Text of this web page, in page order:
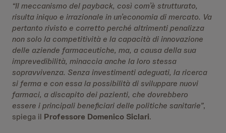
“Il meccanismo del payback, così com’è strutturato,
risulta iniquo e irrazionale in un’economia di mercato. Va
pertanto rivisto e corretto perché altrimenti penalizza
non solo la competitività e la capacità di innovazione
delle aziende farmaceutiche, ma, a causa della sua
imprevedibilità, minaccia anche la loro stessa
sopravvivenza. Senza investimenti adeguati, la ricerca
si ferma e con essa la possibilità di sviluppare nuovi
farmaci, a discapito dei pazienti, che dovrebbero
essere i principali beneficiari delle politiche sanitarie”,
spiega il Professore Domenico Siclari.